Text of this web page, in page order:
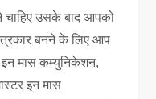
चाहिए उसके बाद आपको
बनने के लिए आप
इन मास कम्युनिकेशन,
इन मास